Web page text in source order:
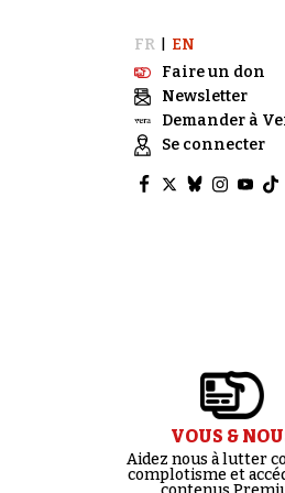
FR
EN
Faire un don
Newsletter
Demander à
Se connecter
VOUS &
Aidez nous à lutter
complotisme et